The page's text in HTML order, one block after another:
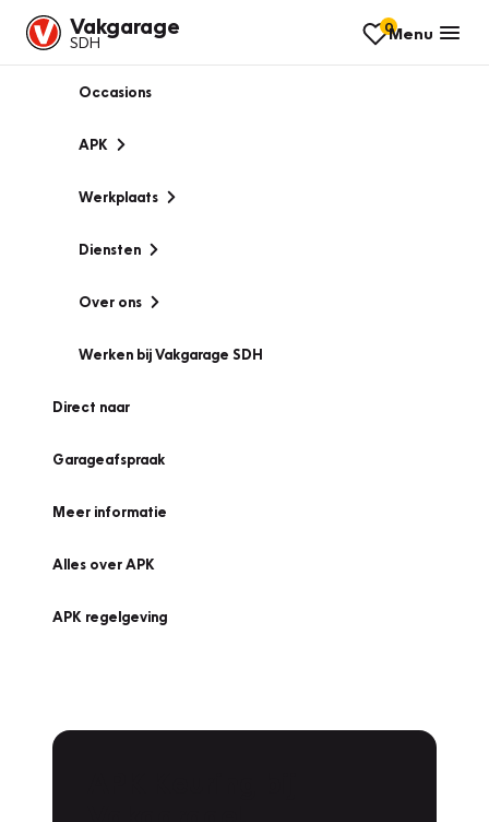
Vakgarage
SDH
0Menu
Occasions
APK
Werkplaats
Diensten
Over ons
Werken bij Vakgarage SDH
Direct naar
Garageafspraak
Meer informatie
Alles over APK
APK regelgeving